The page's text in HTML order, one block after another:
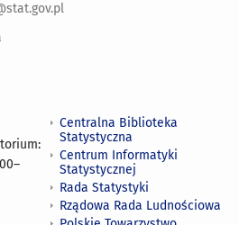
–
Centralna Biblioteka
Statystyczna
Centrum Informatyki
Statystycznej
Rada Statystyki
Rządowa Rada Ludnościowa